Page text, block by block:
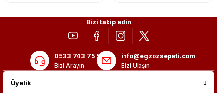
Bizi takip edin
0533 743 75 56
Bizi Arayın
info@egzozsepeti.com
Bizi Ulaşın
Üyelik